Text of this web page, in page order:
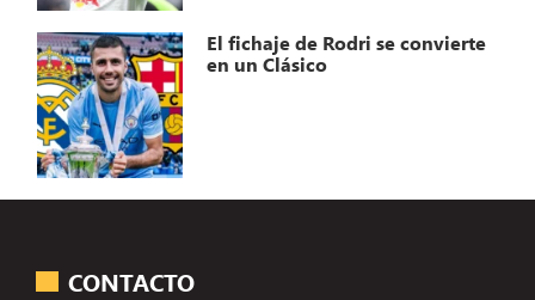
El fichaje de Rodri se convierte
en un Clásico
CONTACTO